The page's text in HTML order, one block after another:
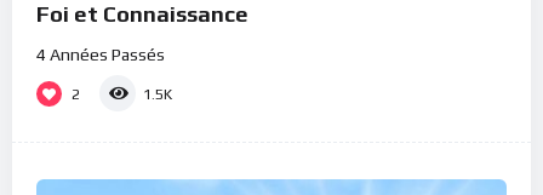
Foi et Connaissance
4 Années Passés
2 1.5K